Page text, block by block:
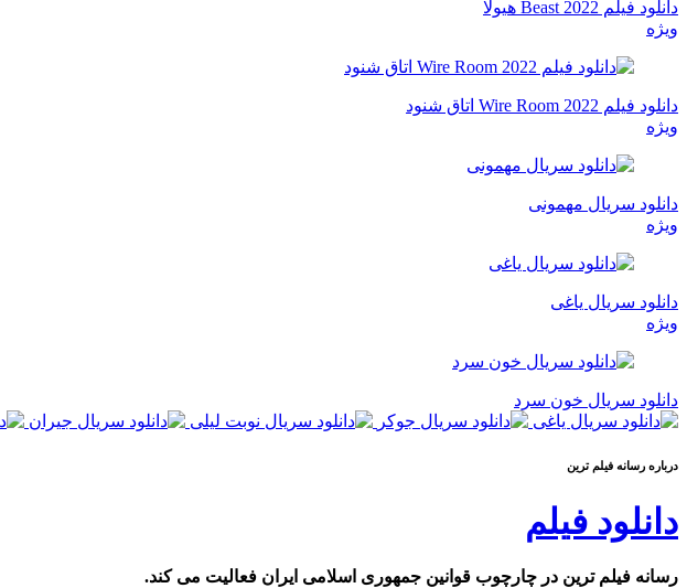
دانلود فیلم Beast 2022 هیولا
ویژه
دانلود فیلم Wire Room 2022 اتاق شنود
ویژه
دانلود سریال مهمونی
ویژه
دانلود سریال یاغی
ویژه
دانلود سریال خون سرد
درباره رسانه فيلم ترين
دانلود فیلم
رسانه فیلم ترین در چارچوب قوانین جمهوری اسلامی ایران فعالیت می کند.